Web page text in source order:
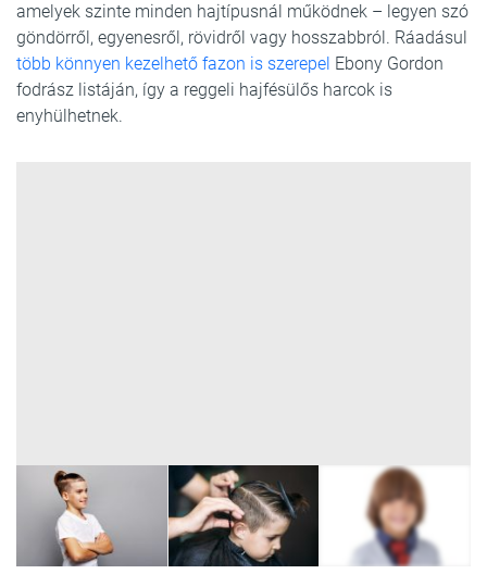
amelyek szinte minden hajtípusnál működnek – legyen szó
göndörről, egyenesről, rövidről vagy hosszabbról. Ráadásul
több könnyen kezelhető fazon is szerepel Ebony Gordon
fodrász listáján, így a reggeli hajfésülős harcok is
enyhülhetnek.